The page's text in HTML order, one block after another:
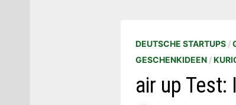
DEUTSCHE STARTUPS/
GESCHENKIDEEN/
air up Test: